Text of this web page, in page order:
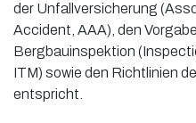
der Unfallversicherung
Accident, AAA), den
Bergbauinspektion
ITM) sowie den Richtlinien
entspricht.